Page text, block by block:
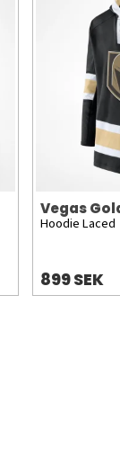
Vegas
Hoodie Laced
899 SEK